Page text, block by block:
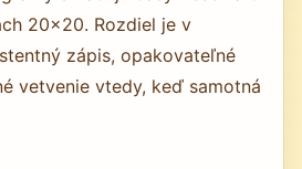
20×20. Rozdiel je v
zápis, opakovateľné
vetvenie vtedy, keď samotná